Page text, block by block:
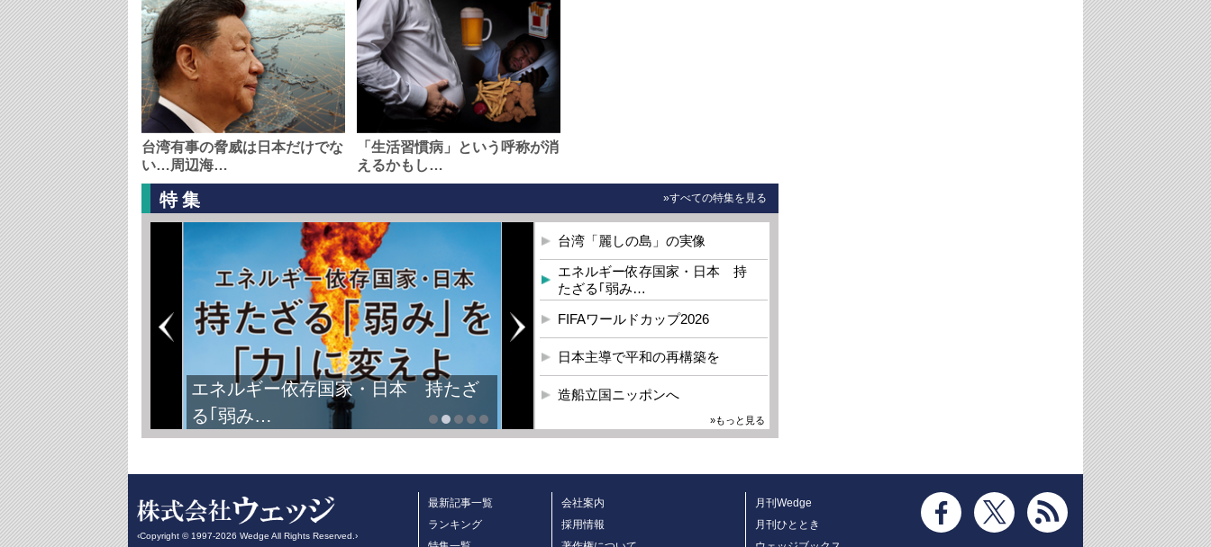
台湾有事の脅威は日本だけでな
い…周辺海…
「生活習慣病」という呼称が消
えるかもし…
特集 »すべての特集を見る
エネルギー依存国家・日本 持たざ
る｢弱み…
台湾「麗しの島」の実像
エネルギー依存国家・日本 持
たざる｢弱み…
FIFAワールドカップ2026
日本主導で平和の再構築を
造船立国ニッポンへ
»もっと見る
‹Copyright © 1997-2026 Wedge All Rights Reserved.›
最新記事一覧
ランキング
会社案内
採用情報
月刊Wedge
月刊ひととき